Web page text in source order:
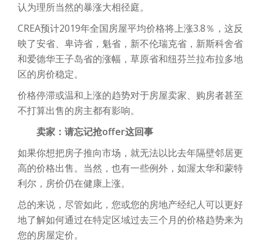
认为理所当然的暴涨大相径庭。
CREA预计2019年全国房屋平均价格将上涨3.8％，这反
映了安省、卑诗省，魁省，新不伦瑞克省，新斯科舍省
和爱德华王子岛省的涨幅，草原省和纽芬兰拉布拉多地
区的房价稳定。
价格停滞或温和上涨的趋势对于房屋卖家、购房者甚至
不打算出售的房主都有影响。
卖家：请忘记抢offer这回事
如果你想把房子推向市场，就无法以比去年隔壁邻居更
高的价格出售。当然，也有一些例外，如渥太华和蒙特
利尔，房价仍在健康上涨。
总的来说，尽管如此，您或您的房地产经纪人可以更好
地了解如何通过在特定区域过去三个月的价格趋势来为
您的房屋定价。